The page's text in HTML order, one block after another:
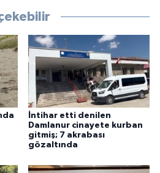
İntihar etti denilen
Damlanur cinayete kurban
gitmiş; 7 akrabası
gözaltında